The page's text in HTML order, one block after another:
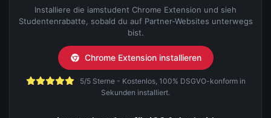
Installiere die iamstudent Chrome Extension und sieh
Studentenrabatte, sobald du auf Partner-Websites unterwegs
bist.
Chrome Extension installieren
5/5 Sterne - Kostenlos, 100% DSGVO-konform in
Sekunden installiert.